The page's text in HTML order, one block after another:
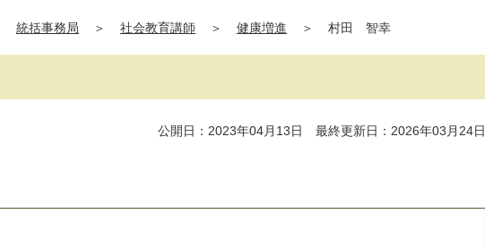
統括事務局 ＞ 社会教育講師 ＞ 健康増進 ＞ 村田 智幸
公開日：2023年04月13日 最終更新日：2026年03月24日